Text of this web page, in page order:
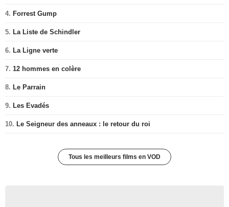
4. Forrest Gump
5. La Liste de Schindler
6. La Ligne verte
7. 12 hommes en colère
8. Le Parrain
9. Les Evadés
10. Le Seigneur des anneaux : le retour du roi
Tous les meilleurs films en VOD